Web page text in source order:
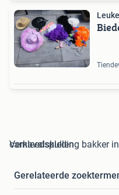
carnavalskleding bakker in Carnavalskleding en Verkleedspullen
Gerelateerde